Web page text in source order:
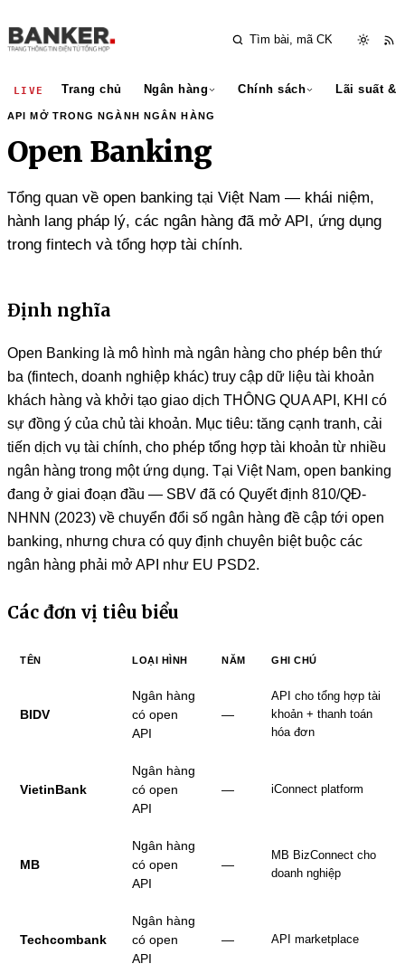
LIVE Trang chủ Ngân hàng Chính sách Lãi suất &
API MỞ TRONG NGÀNH NGÂN HÀNG
Open Banking
Tổng quan về open banking tại Việt Nam — khái niệm,
hành lang pháp lý, các ngân hàng đã mở API, ứng dụng
trong fintech và tổng hợp tài chính.
Định nghĩa
Open Banking là mô hình mà ngân hàng cho phép bên thứ
ba (fintech, doanh nghiệp khác) truy cập dữ liệu tài khoản
khách hàng và khởi tạo giao dịch THÔNG QUA API, KHI có
sự đồng ý của chủ tài khoản. Mục tiêu: tăng cạnh tranh, cải
tiến dịch vụ tài chính, cho phép tổng hợp tài khoản từ nhiều
ngân hàng trong một ứng dụng. Tại Việt Nam, open banking
đang ở giai đoạn đầu — SBV đã có Quyết định 810/QĐ-
NHNN (2023) về chuyển đổi số ngân hàng đề cập tới open
banking, nhưng chưa có quy định chuyên biệt buộc các
ngân hàng phải mở API như EU PSD2.
Các đơn vị tiêu biểu
TÊN LOẠI HÌNH NĂM GHI CHÚ
BIDV
Ngân hàng
có open
API
—
API cho tổng hợp tài
khoản + thanh toán
hóa đơn
VietinBank
Ngân hàng
có open
API
— iConnect platform
MB
Ngân hàng
có open
API
—
MB BizConnect cho
doanh nghiệp
Techcombank
Ngân hàng
có open
API
— API marketplace